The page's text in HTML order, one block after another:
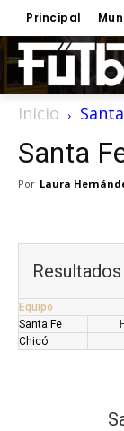
Principal
Inicio
Santa
Por Laura
Resultados
Equipo
Santa Fe
Chicó